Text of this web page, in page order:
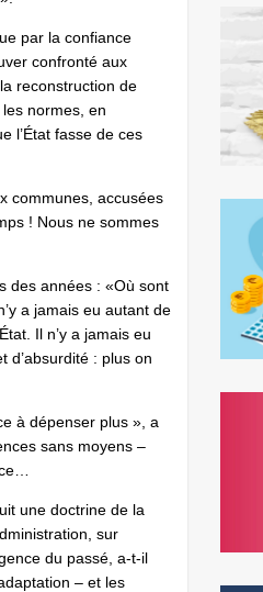
par la confiance
confronté aux
reconstruction de
normes, en
l’État fasse de ces
communes, accusées
! Nous ne sommes
des années : «Où sont
a jamais eu autant de
Il n’y a jamais eu
d’absurdité : plus on
à dépenser plus », a
sans moyens –
une doctrine de la
sur
du passé, a-t-il
– et les